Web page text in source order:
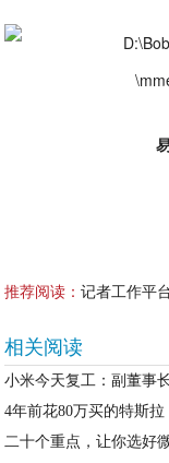
推荐阅读：记者工作平
相关阅读
小米今天复工：副董事
4年前花80万买的特斯
二十个重点，让你选好